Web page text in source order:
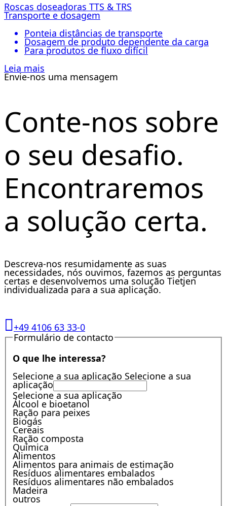
Roscas doseadoras TTS & TRS
Transporte e dosagem
Ponteia distâncias de transporte
Dosagem de produto dependente da carga
Para produtos de fluxo difícil
Leia mais
Envie-nos uma mensagem
Conte-nos sobre
o seu desafio.
Encontraremos
a solução certa.
Descreva-nos resumidamente as suas
necessidades, nós ouvimos, fazemos as perguntas
certas e desenvolvemos uma solução Tietjen
individualizada para a sua aplicação.
+49 4106 63 33-0
Formulário de contacto
O que lhe interessa?
Selecione a sua aplicaçãoSelecione a sua
aplicação
Selecione a sua aplicação
Álcool e bioetanol
Ração para peixes
Biogás
Cereais
Ração composta
Química
Alimentos
Alimentos para animais de estimação
Resíduos alimentares embalados
Resíduos alimentares não embalados
Madeira
outros